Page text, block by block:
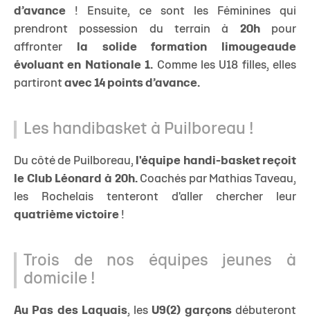
d’avance ! Ensuite, ce sont les Féminines qui
prendront possession du terrain à 20hpour
affronter
la solide formation limougeaude
évoluant en Nationale 1. Comme les U18 filles, elles
partiront avec 14 points d’avance.
Les handibasket à Puilboreau !
Du côté de Puilboreau, l'équipe handi-basket reçoit
le Club Léonard à 20h.Coachés par Mathias Taveau,
les Rochelais tenteront d'aller chercher leur
quatrième victoire !
Trois de nos équipes jeunes à
domicile !
Au Pas des Laquais, les U9(2) garçonsdébuteront